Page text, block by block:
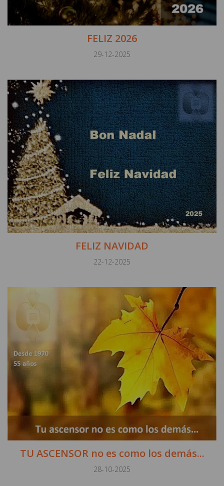
FELIZ 2026
29-12-2025
FELIZ NAVIDAD
22-12-2025
TU ASCENSOR no es como los demás...
28-10-2025